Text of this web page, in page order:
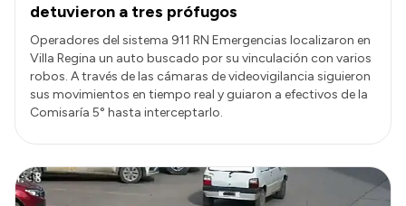
detuvieron a tres prófugos
Operadores del sistema 911 RN Emergencias localizaron en
Villa Regina un auto buscado por su vinculación con varios
robos. A través de las cámaras de videovigilancia siguieron
sus movimientos en tiempo real y guiaron a efectivos de la
Comisaría 5° hasta interceptarlo.